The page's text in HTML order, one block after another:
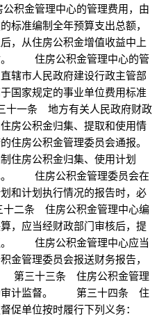
金管理中心的管理费用，由
标准编制全年预算支出总额，
，从住房公积金增值收益中上
。 住房公积金管理中心的管
辖市人民政府建设行政主管部
国家规定的事业单位费用标准
一条 地方有关人民政府财政
房公积金归集、提取和使用情
住房公积金管理委员会通报。
房公积金归集、使用计划
。 住房公积金管理委员会在
和计划执行情况的报告时，必
二条 住房公积金管理中心编
，应当经财政部门审核后，提
。 住房公积金管理中心应当
金管理委员会报送财务报告，
第三十三条 住房公积金管理
审计监督。 第三十四条 住
促单位按时履行下列义务：